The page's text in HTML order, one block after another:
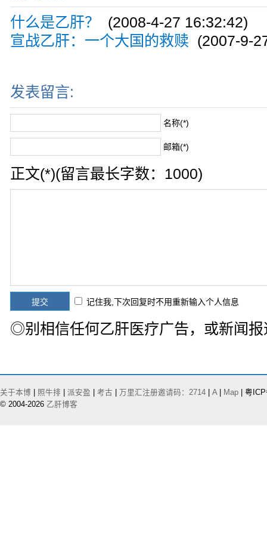
什么是乙肝？
(2008-4-27 16:32:42)
宣战乙肝：一个大国的救赎 (2007-9-
发表留言:
名称(*)
邮箱(*)
正文(*)(留言最长字数：1000)
记住我,下次回复时不用重新输入个人信息
◎别相信任何乙肝医疗广告，或新闻报
关于本博 照牛排 派安盈 考古 万里汇注册邀请码：2714 A| Map | 粤
© 2004-2026 乙肝博客